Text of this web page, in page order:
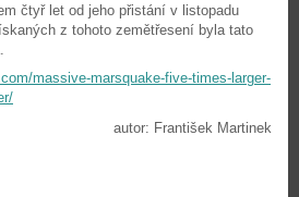
čtyř let od jeho přistání v listopadu
z tohoto zemětřesení byla tato
massive-marsquake-five-times-larger-
autor: František Martinek